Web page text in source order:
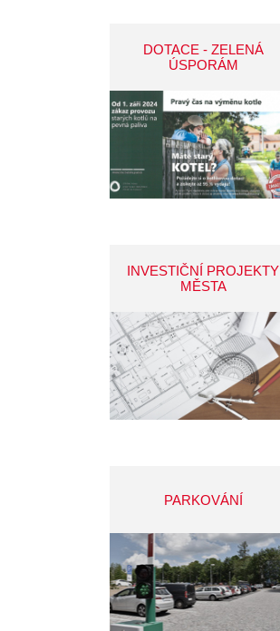
DOTACE - ZELENÁ
ÚSPORÁM
INVESTIČNÍ PROJEKTY
MĚSTA
PARKOVÁNÍ